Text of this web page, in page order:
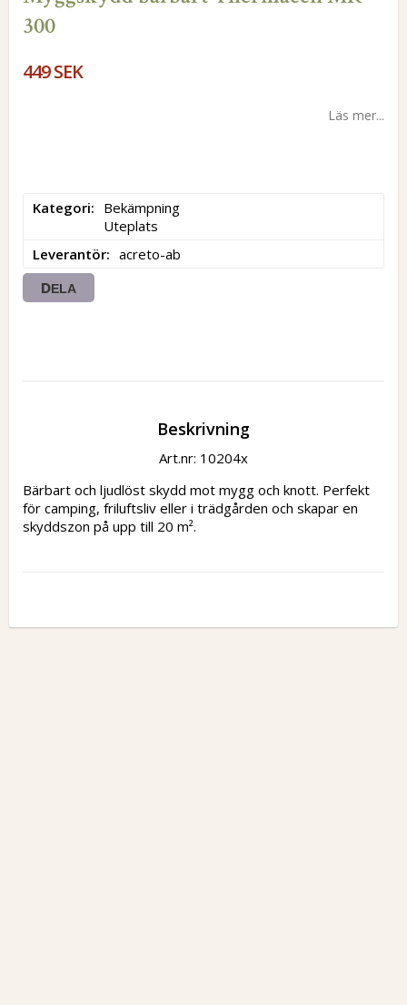
300
449 SEK
Läs mer...
Kategori
Bekämpning
Uteplats
Leverantör
acreto-ab
DELA
Beskrivning
Art.nr: 10204x
Bärbart och ljudlöst skydd mot mygg och knott. Perfekt
för camping, friluftsliv eller i trädgården och skapar en
skyddszon på upp till 20 m².